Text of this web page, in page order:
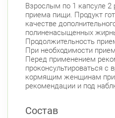
Взрослым по 1 капсуле 2
приема пищи. Продукт
качестве
полиненасыщенных
Продолжительность
При необходимости
Перед применением
проконсультироваться
кормящим женщинам
рекомендации и под
Состав